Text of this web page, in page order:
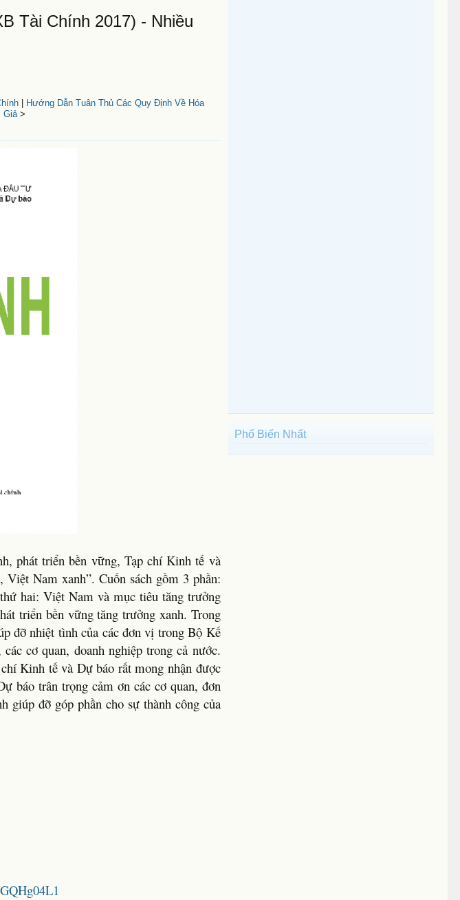
Tài Chính 2017) - Nhiều
Hướng Dẫn Tuân Thủ Các Quy Định Về Hóa
Giả>
phát triển bền vững, Tạp chí Kinh tế và
Nam xanh”. Cuốn sách gồm 3 phần:
hai: Việt Nam và mục tiêu tăng trưởng
triển bền vững tăng trưởng xanh. Trong
đỡ nhiệt tình của các đơn vị trong Bộ Kế
cơ quan, doanh nghiệp trong cả nước.
Kinh tế và Dự báo rất mong nhận được
báo trân trọng cảm ơn các cơ quan, đơn
giúp đỡ góp phần cho sự thành công của
Phổ Biến Nhất